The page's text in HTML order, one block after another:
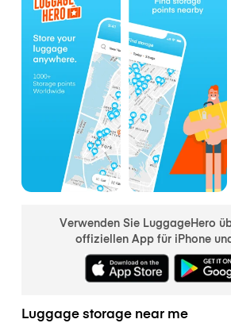
Verwenden Sie LuggageHero
offiziellen App für iPhone
Luggage storage near me